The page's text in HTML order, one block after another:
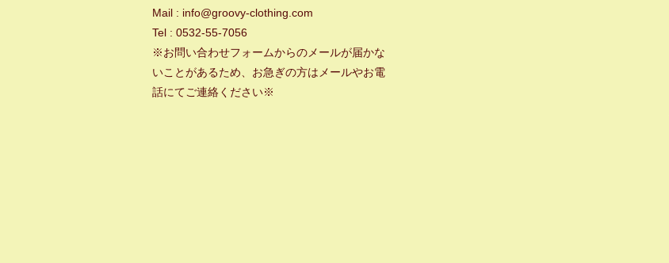
Mail : info@groovy-clothing.com
Tel : 0532-55-7056
※お問い合わせフォームからのメールが届かな
いことがあるため、お急ぎの方はメールやお電
話にてご連絡ください※